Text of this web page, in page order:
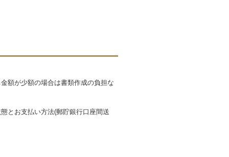
額が少額の場合は書類作成の負担な
とお支払い方法(郵貯銀行口座間送